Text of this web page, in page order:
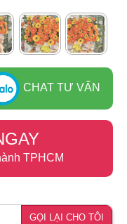
CHAT TƯ VẤN
TPHCM
GỌI LẠI CHO TÔI